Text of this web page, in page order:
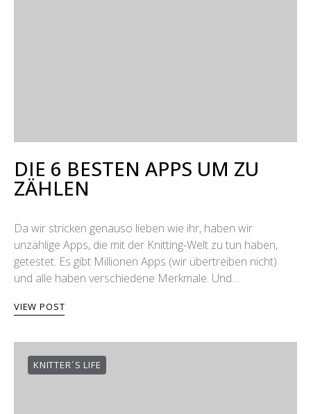
DIE 6 BESTEN APPS UM ZU
ZÄHLEN
Da wir stricken genauso lieben wie ihr, haben wir
unzählige Apps, die mit der Knitting-Welt zu tun haben,
getestet. Es gibt Millionen Apps (wir übertreiben nicht)
und alle haben verschiedene Merkmale. Und…
VIEW POST
KNITTER´S LIFE